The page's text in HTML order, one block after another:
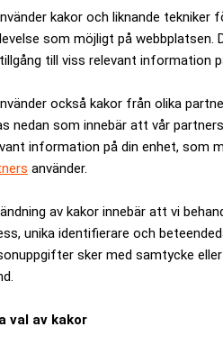
kakor och liknande tekniker
som möjligt på webbplatsen.
till viss relevant information
också kakor från olika
nedan som innebär att vår
information på din enhet, som
använder.
av kakor innebär att vi
unika identifierare och
sker med samtycke
val av kakor
ANNONS